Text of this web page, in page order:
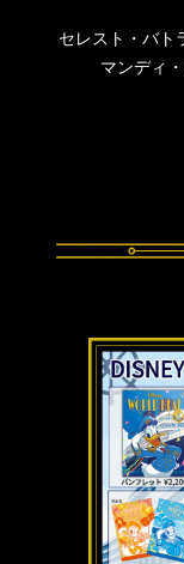
セレスト・バト
マンディ